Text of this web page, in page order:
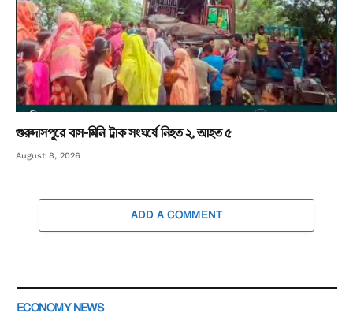
গুরুদাসপুরে বাস-মিনি ট্রাক সংঘর্ষে নিহত ২, আহত ৫
August 8, 2026
ADD A COMMENT
ECONOMY NEWS